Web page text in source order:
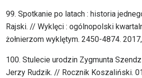
99. Spotkanie po latach : historia
Rajski. // Wyklęci : ogólnopolski
żołnierzom wyklętym. 2450-4874.
100. Stulecie urodzin Zygmunta
Jerzy Rudzik. // Rocznik Koszaliński.